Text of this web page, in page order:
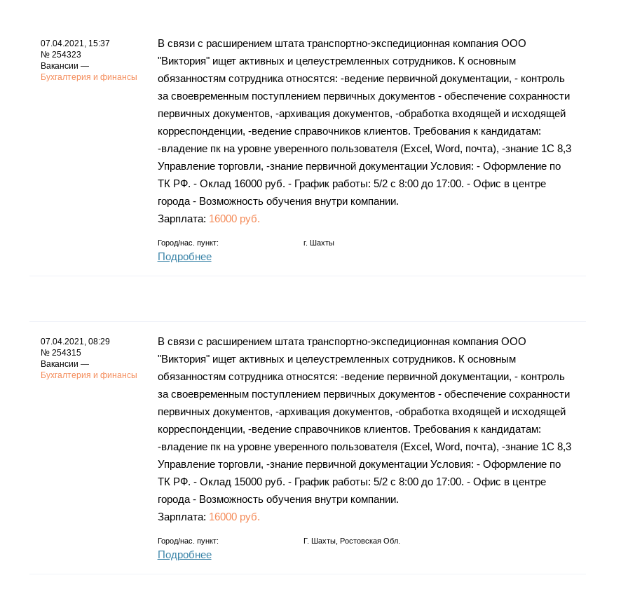
07.04.2021, 15:37
№ 254323
Вакансии —
Бухгалтерия и финансы
В связи с расширением штата транспортно-экспедиционная компания ООО
"Виктория" ищет активных и целеустремленных сотрудников. К основным
обязанностям сотрудника относятся: -ведение первичной документации, - контроль
за своевременным поступлением первичных документов - обеспечение сохранности
первичных документов, -архивация документов, -обработка входящей и исходящей
корреспонденции, -ведение справочников клиентов. Требования к кандидатам:
-владение пк на уровне уверенного пользователя (Excel, Word, почта), -знание 1С 8,3
Управление торговли, -знание первичной документации Условия: - Оформление по
ТК РФ. - Оклад 16000 руб. - График работы: 5/2 с 8:00 до 17:00. - Офис в центре
города - Возможность обучения внутри компании.
Зарплата: 16000 руб.
Город/нас. пункт: г. Шахты
Подробнее
07.04.2021, 08:29
№ 254315
Вакансии —
Бухгалтерия и финансы
В связи с расширением штата транспортно-экспедиционная компания ООО
"Виктория" ищет активных и целеустремленных сотрудников. К основным
обязанностям сотрудника относятся: -ведение первичной документации, - контроль
за своевременным поступлением первичных документов - обеспечение сохранности
первичных документов, -архивация документов, -обработка входящей и исходящей
корреспонденции, -ведение справочников клиентов. Требования к кандидатам:
-владение пк на уровне уверенного пользователя (Excel, Word, почта), -знание 1С 8,3
Управление торговли, -знание первичной документации Условия: - Оформление по
ТК РФ. - Оклад 15000 руб. - График работы: 5/2 с 8:00 до 17:00. - Офис в центре
города - Возможность обучения внутри компании.
Зарплата: 16000 руб.
Город/нас. пункт: Г. Шахты, Ростовская Обл.
Подробнее